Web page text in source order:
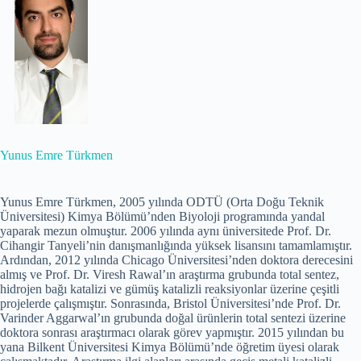
Yunus Emre Türkmen
Yunus Emre Türkmen, 2005 yılında ODTÜ (Orta Doğu Teknik
Üniversitesi) Kimya Bölümü’nden Biyoloji programında yandal
yaparak mezun olmuştur. 2006 yılında aynı üniversitede Prof. Dr.
Cihangir Tanyeli’nin danışmanlığında yüksek lisansını tamamlamıştır.
Ardından, 2012 yılında Chicago Üniversitesi’nden doktora derecesini
almış ve Prof. Dr. Viresh Rawal’ın araştırma grubunda total sentez,
hidrojen bağı katalizi ve gümüş katalizli reaksiyonlar üzerine çeşitli
projelerde çalışmıştır. Sonrasında, Bristol Üniversitesi’nde Prof. Dr.
Varinder Aggarwal’ın grubunda doğal ürünlerin total sentezi üzerine
doktora sonrası araştırmacı olarak görev yapmıştır. 2015 yılından bu
yana Bilkent Üniversitesi Kimya Bölümü’nde öğretim üyesi olarak